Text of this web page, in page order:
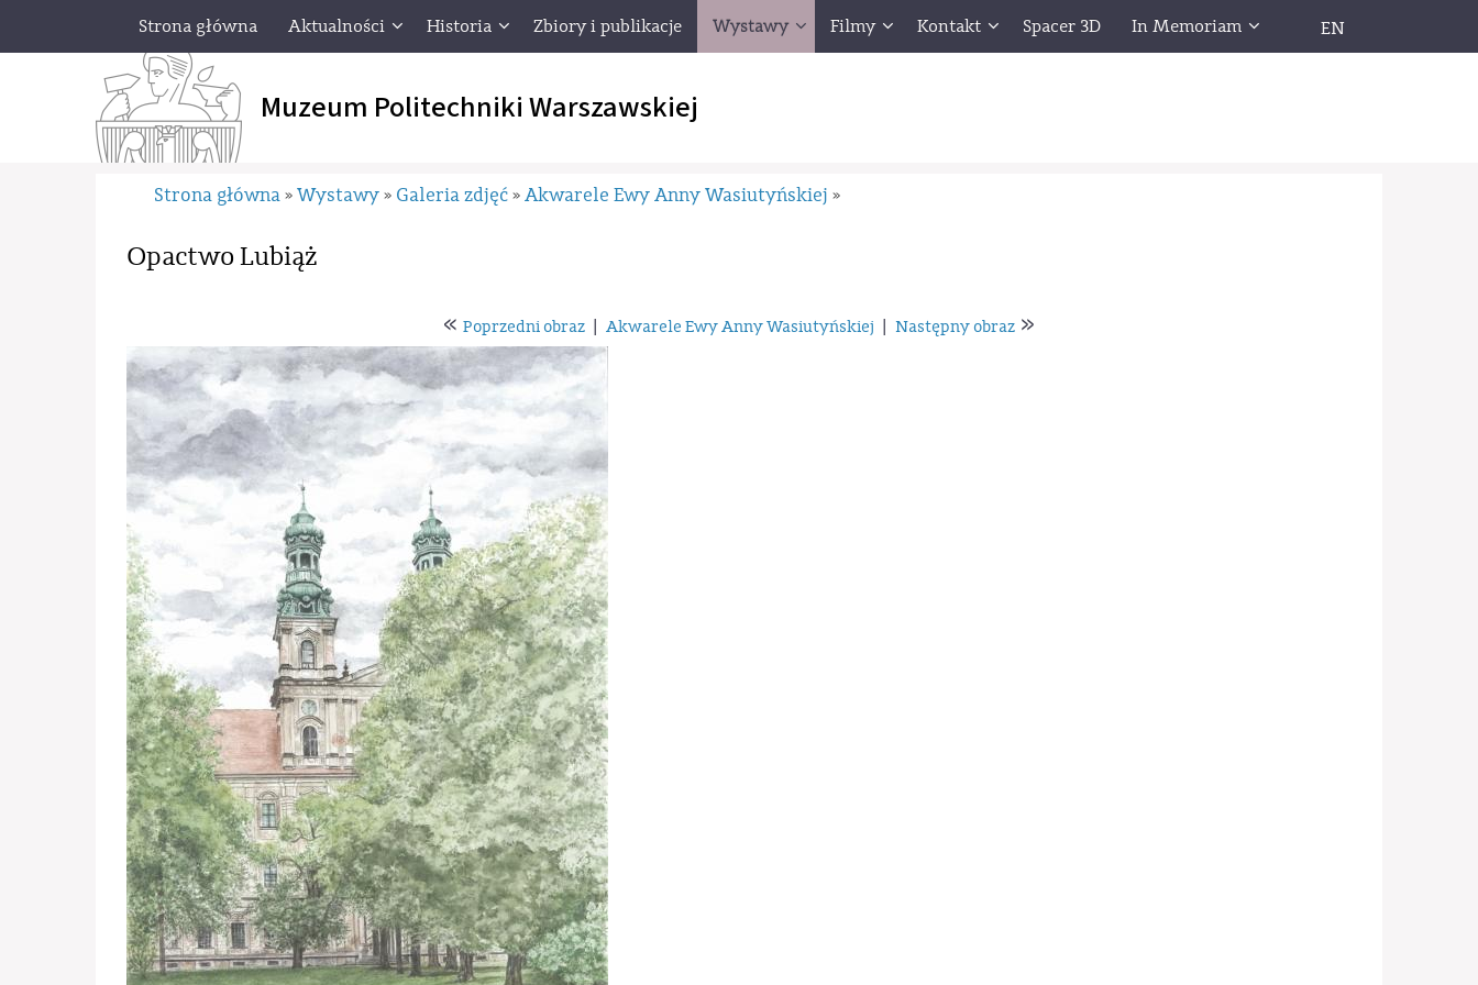
Strona główna Aktualności Historia Zbiory i publikacje Wystawy Filmy Kontakt Spacer 3D In Memoriam EN
Muzeum Politechniki Warszawskiej
Strona główna » Wystawy » Galeria zdjęć » Akwarele Ewy Anny Wasiutyńskiej »
Opactwo Lubiąż
« Poprzedni obraz Akwarele Ewy Anny Wasiutyńskiej Następny obraz »